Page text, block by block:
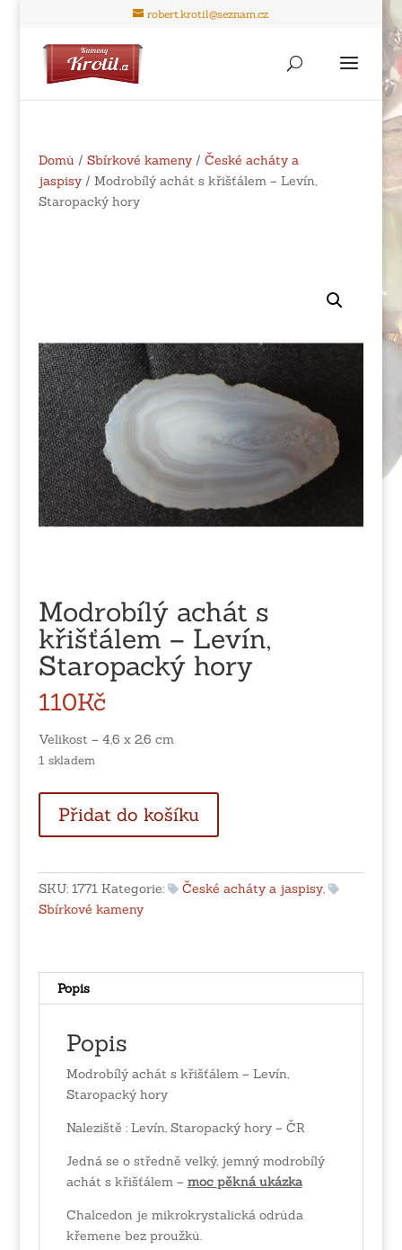
robert.krotil@seznam.cz
Domů / Sbírkové kameny/ České acháty a
jaspisy/ Modrobílý achát s křišťálem – Levín,
Staropacký hory
Modrobílý achát s
křišťálem – Levín,
Staropacký hory
110Kč
Velikost – 4,6 x 2,6 cm
1 skladem
achát
s
-
Levín,
Přidat do košíku
SKU: 1771 Kategorie: České acháty a jaspisy,
Sbírkové kameny
Popis
Popis
Modrobílý achát s křišťálem – Levín,
Staropacký hory
Naleziště : Levín, Staropacký hory – ČR
Jedná se o středně velký, jemný modrobílý
achát s křišťálem – moc pěkná ukázka
Chalcedon je mikrokrystalická odrůda
křemene bez proužků.